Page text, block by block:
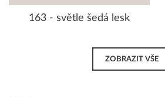
163 - světle šedá lesk
ZOBRAZIT VŠE